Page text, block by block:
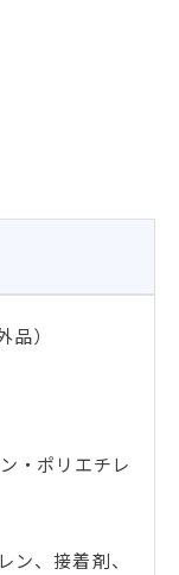
）
・ポリエチレ
、接着剤、